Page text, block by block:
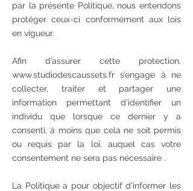
par la présente Politique, nous entendons
protéger ceux-ci conformément aux lois
en vigueur.
Afin d’assurer cette protection,
www.studiodescaussets.fr s’engage à ne
collecter, traiter et partager une
information permettant d’identifier un
individu que lorsque ce dernier y a
consenti, à moins que cela ne soit permis
ou requis par la loi, auquel cas votre
consentement ne sera pas nécessaire .
La Politique a pour objectif d’informer les